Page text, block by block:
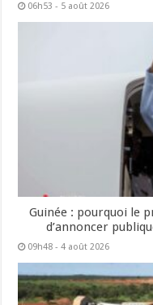
06h53 - 5 août 2026
Guinée : pourquoi le
d’annoncer
09h48 - 4 août 2026